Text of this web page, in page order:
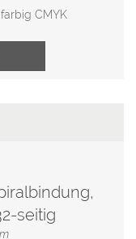
CMYK
seitig